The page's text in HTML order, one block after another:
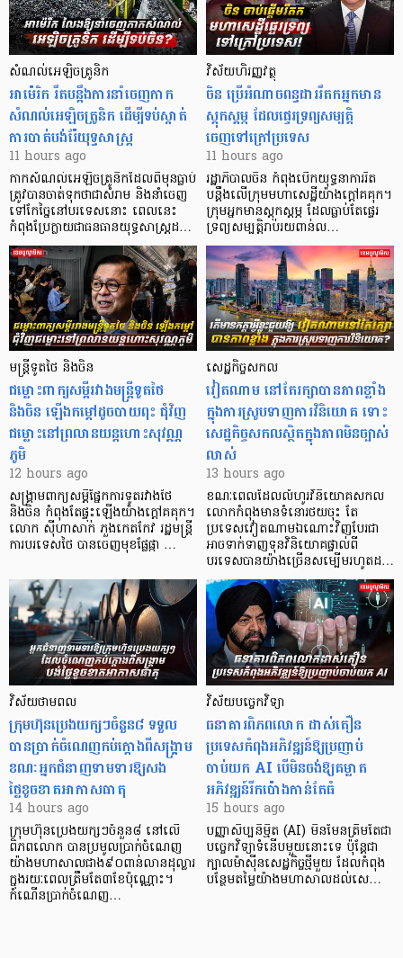
សំណល់អេឡិចត្រូនិក
អាម៉េរិក រឹតបន្តឹងការនាំចេញកាក
សំណល់អេឡិចត្រូនិក ដើម្បីទប់ស្កាត់
ការបាត់បង់រ៉ែយុទ្ធសាស្ត្រ
11 hours ago
កាក​សំណល់​អេឡិច​ត្រូនិកដែល​ពីមុនធ្លាប់​
ត្រូវបានចាត់ទុកថាជាសំរាម និងនាំចេញ
ទៅកែច្នៃនៅបរទេស​នោះ ពេលនេះ
កំពុងប្រែក្លាយជាធនធានយុទ្ធសាស្ត្រដ…
វិស័យហិរញ្ញវត្ថុ
ចិន ប្រើ​អំណាចពន្ធដាររឹតកអ្នកមាន
ស្ដុកស្ដម្ភ ដែលផ្ទេរទ្រព្យសម្បត្តិ
ចេញទៅក្រៅប្រទេស
11 hours ago
រដ្ឋាភិបាលចិន កំពុងបើកយុទ្ធនាការរឹត
បន្តឹងលើក្រុមមហាសេដ្ឋី​យ៉ាង​ក្ដៅគគុក។
​ក្រុមអ្នកមានស្ដុកស្ដម្ភ ដែល​ធ្លាប់​តែផ្ទេរ
ទ្រព្យសម្បត្តិរាប់រយពាន់ល…
មន្ត្រីទូតថៃ និងចិន
ជម្លោះពាក្យសម្តីរវាងមន្ត្រីទូតថៃ
និងចិន ឡើងកម្ដៅដូចបាយពុះ ជុំវិញ
ជម្លោះនៅព្រលានយន្តហោះសុវណ្ណ
ភូមិ
12 hours ago
សង្គ្រាមពាក្យសម្តីផ្នែកការទូតរវាងថៃ
និងចិន កំពុងតែផ្ទុះឡើងយ៉ាងក្តៅគគុក។
លោក ស៊ីហាសាក់ ភួងកេតកែវ រដ្ឋមន្ត្រី
ការបរទេសថៃ បានចេញមុខផ្លែផ្កា …
សេដ្ឋកិច្ចសកល
វៀតណាម នៅតែរក្សាបានភាពខ្លាំង
ក្នុងការស្រូបទាញការវិនិយោគ​ ទោះ
សេដ្ឋកិច្ចសកលស្ថិតក្នុងភាពមិនច្បាស់
លាស់
13 hours ago
ខណៈពេលដែលលំហូរវិនិយោគសកល
លោកកំពុងមានទំនោរថយចុះ តែ
ប្រទេសវៀតណាមឯណោះវិញបែរជា
អាចទាក់ទាញទុនវិនិយោគផ្ទាល់ពី
បរទេសបានយ៉ាងច្រើនសម្បើមរហូតដ…
វិស័យថាមពល
ក្រុមហ៊ុនប្រេងយក្សៗចំនួន៨ ទទួល
បានប្រាក់ចំណេញកប់ក្តោងពីសង្គ្រាម
ខណៈអ្នកជំនាញទាមទារឱ្យសង
ថ្លៃខូចខាតអាកាសធាតុ
14 hours ago
ក្រុមហ៊ុនប្រេងយក្សៗចំនួន៨ នៅលើ
ពិភពលោក បានប្រមូលប្រាក់ចំណេញ
យ៉ាងមហាសាលជាង៩០ពាន់លានដុល្លារ
ក្នុងរយៈពេលត្រឹមតែ៣ខែប៉ុណ្ណោះ។
កំណើនប្រាក់ចំណេញ…
វិស័យបច្ចេកវិទ្យា
ធនាគារពិភពលោក ដាស់តឿន
ប្រទេសកំពុងអភិវឌ្ឍន៍ឱ្យប្រញាប់
ចាប់យក AI បើមិនចង់ឱ្យគម្លាត
អភិវឌ្ឍន៍រីកប៉ោងកាន់តែធំ
15 hours ago
បញ្ញាសិប្បនិម្មិត (AI) មិនមែនត្រឹមតែជា
បច្ចេកវិទ្យាទំនើបមួយនោះទេ ប៉ុន្តែជា
ក្បាលម៉ាស៊ីនសេដ្ឋកិច្ចថ្មីមួយ ដែលកំពុង
បន្ថែមតម្លៃយ៉ាងមហាសាលដល់សេ…